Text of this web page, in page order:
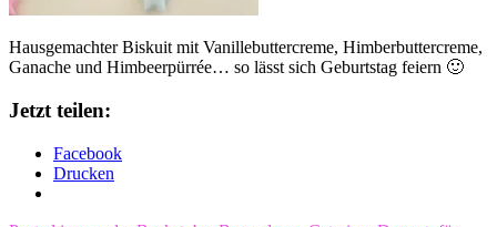
Hausgemachter Biskuit mit Vanillebuttercreme, Himberbuttercreme,
Ganache und Himbeerpürrée… so lässt sich Geburtstag feiern 🙂
Jetzt teilen:
Facebook
Drucken